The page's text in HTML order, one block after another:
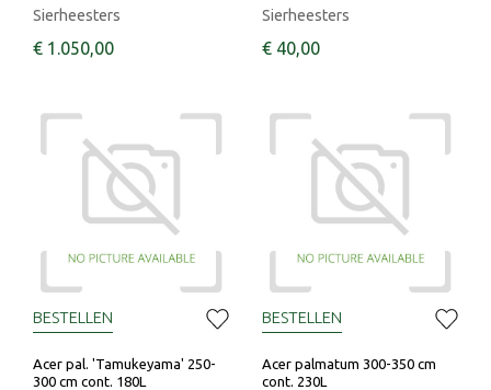
Sierheesters
€ 1.050,00
Sierheesters
€ 40,00
Acer pal. 'Tamukeyama' 250-
300 cm cont. 180L
BESTELLEN
Acer palmatum 300-350 cm
cont. 230L
BESTELLEN